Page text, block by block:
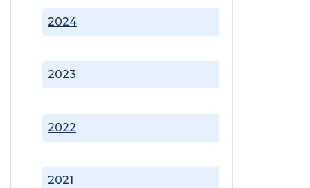
2021
2022
2023
2024